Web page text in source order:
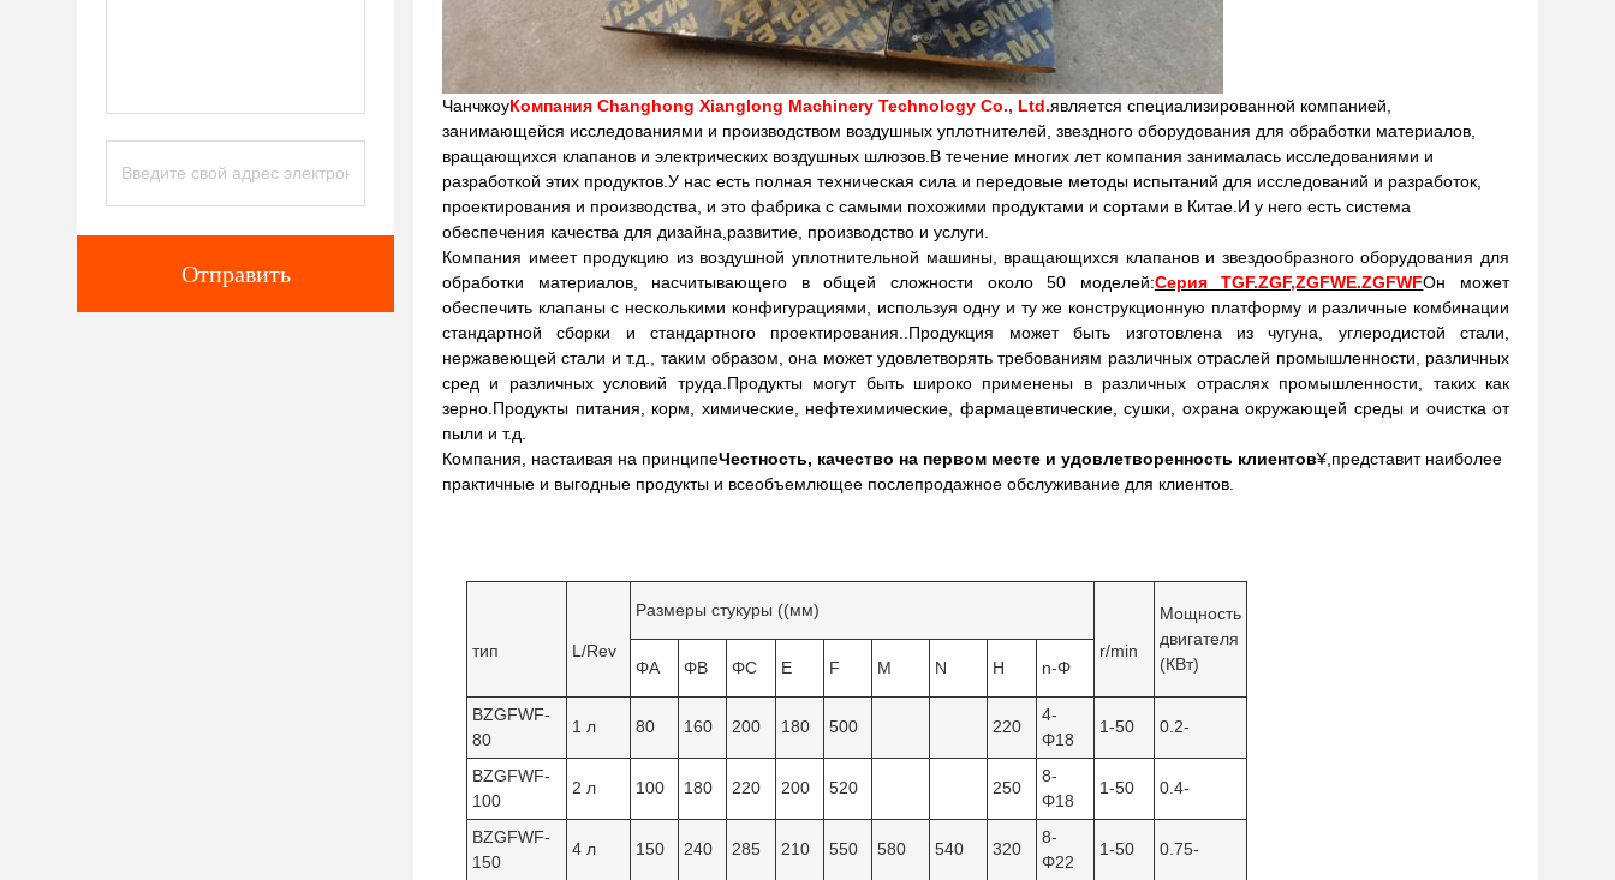
Отправить
ЧанчжоуКомпания Changhong Xianglong Machinery Technology Co., Ltd.является специализированной компанией,
занимающейся исследованиями и производством воздушных уплотнителей, звездного оборудования для обработки материалов,
вращающихся клапанов и электрических воздушных шлюзов.В течение многих лет компания занималась исследованиями и
разработкой этих продуктов.У нас есть полная техническая сила и передовые методы испытаний для исследований и разработок,
проектирования и производства, и это фабрика с самыми похожими продуктами и сортами в Китае.И у него есть система
обеспечения качества для дизайна,развитие, производство и услуги.
Компания имеет продукцию из воздушной уплотнительной машины, вращающихся клапанов и звездообразного оборудования для
обработки материалов, насчитывающего в общей сложности около 50 моделей:Серия TGF.ZGF,ZGFWE.ZGFWFОн может
обеспечить клапаны с несколькими конфигурациями, используя одну и ту же конструкционную платформу и различные комбинации
стандартной сборки и стандартного проектирования..Продукция может быть изготовлена из чугуна, углеродистой стали,
нержавеющей стали и т.д., таким образом, она может удовлетворять требованиям различных отраслей промышленности, различных
сред и различных условий труда.Продукты могут быть широко применены в различных отраслях промышленности, таких как
зерно.Продукты питания, корм, химические, нефтехимические, фармацевтические, сушки, охрана окружающей среды и очистка от
пыли и т.д.
Компания, настаивая на принципеЧестность, качество на первом месте и удовлетворенность клиентов¥,представит наиболее
практичные и выгодные продукты и всеобъемлющее послепродажное обслуживание для клиентов.
тип L/Rev
Размеры стукуры ((мм)
r/min
Мощность
двигателя
(КВт)
ΦA ΦB ΦC Е F М N H n-Φ
BZGFWF-
80
1 л 80 160 200 180 500 220
4-
Φ18
1-50 0.2-
BZGFWF-
100
2 л 100 180 220 200 520 250
8-
Φ18
1-50 0.4-
BZGFWF-
150
4 л 150 240 285 210 550 580 540 320
8-
Φ22
1-50 0.75-